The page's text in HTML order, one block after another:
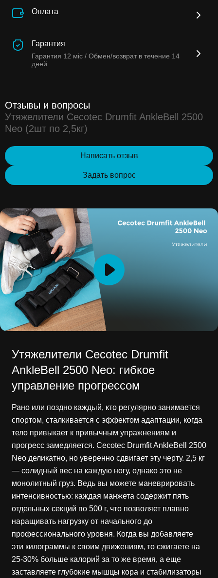
Оплата
Гарантия
Гарантия 12 міс / Обмен/возврат в течение 14
дней
Отзывы и вопросы
Утяжелители Cecotec Drumfit AnkleBell 2500
Neo (2шт по 2,5кг)
Написать отзыв
Задать вопрос
Утяжелители Cecotec Drumfit
AnkleBell 2500 Neo: гибкое
управление прогрессом
Рано или поздно каждый, кто регулярно занимается
спортом, сталкивается с эффектом адаптации, когда
тело привыкает к привычным упражнениям и
прогресс замедляется. Cecotec Drumfit AnkleBell 2500
Neo деликатно, но уверенно сдвигает эту черту. 2,5 кг
— солидный вес на каждую ногу, однако это не
монолитный груз. Ведь вы можете маневрировать
интенсивностью: каждая манжета содержит пять
отдельных секций по 500 г, что позволяет плавно
наращивать нагрузку от начального до
профессионального уровня. Когда вы добавляете
эти килограммы к своим движениям, то сжигаете на
25-30% больше калорий за то же время, а еще
заставляете глубокие мышцы кора и стабилизаторы